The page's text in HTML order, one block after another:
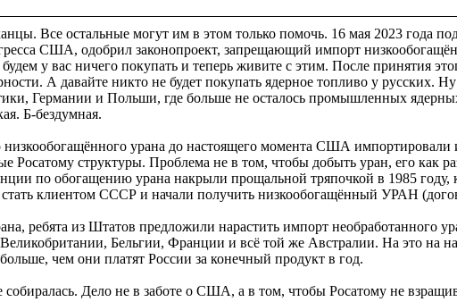
Все остальные могут им в этом только помочь. 16 мая 2023 года
США, одобрил законопроект, запрещающий импорт
у вас ничего покупать и теперь живите с этим. После принятия
А давайте никто не будет покупать ядерное топливо у русских.
Германии и Польши, где больше не осталось промышленных
Б-бездумная.
урана до настоящего момента США импортировали
структуры. Проблема не в том, чтобы добыть уран, его как
по обогащению урана накрыли прощальной тряпочкой в 1985 году,
клиентом СССР и начали получить низкообогащённый УРАН
ребята из Штатов предложили нарастить импорт
Бельгии, Франции и всё той же Австралии. На это на
чем они платят России за конечный продукт в год.
собиралась. Дело не в заботе о США, а в том, чтобы Росатому не